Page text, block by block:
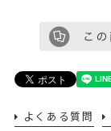
よくある質問